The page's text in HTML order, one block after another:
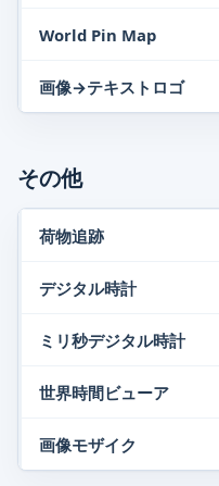
World Pin Map
画像→テキストロゴ
その他
荷物追跡
デジタル時計
ミリ秒デジタル時計
世界時間ビューア
画像モザイク